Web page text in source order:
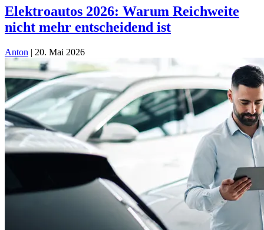
Elektroautos 2026: Warum Reichweite
nicht mehr entscheidend ist
Anton | 20. Mai 2026